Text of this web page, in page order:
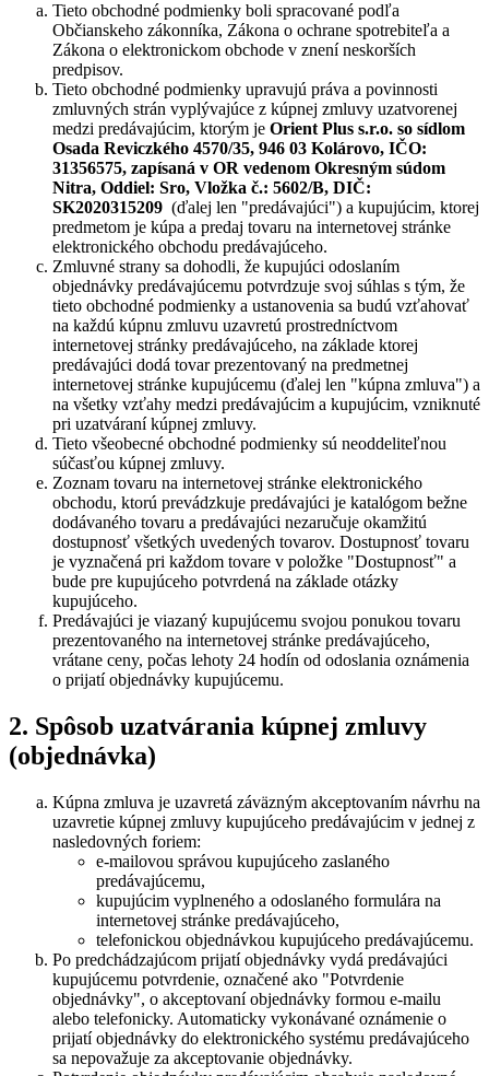
Tieto obchodné podmienky boli spracované podľa
Občianskeho zákonníka, Zákona o ochrane spotrebiteľa a
Zákona o elektronickom obchode v znení neskorších
predpisov.
Tieto obchodné podmienky upravujú práva a povinnosti
zmluvných strán vyplývajúce z kúpnej zmluvy uzatvorenej
medzi predávajúcim, ktorým je Orient Plus s.r.o. so sídlom
Osada Reviczkého 4570/35, 946 03 Kolárovo, IČO:
31356575, zapísaná v OR vedenom Okresným súdom
Nitra, Oddiel: Sro, Vložka č.: 5602/B, DIČ:
SK2020315209 (ďalej len "predávajúci") a kupujúcim, ktorej
predmetom je kúpa a predaj tovaru na internetovej stránke
elektronického obchodu predávajúceho.
Zmluvné strany sa dohodli, že kupujúci odoslaním
objednávky predávajúcemu potvrdzuje svoj súhlas s tým, že
tieto obchodné podmienky a ustanovenia sa budú vzťahovať
na každú kúpnu zmluvu uzavretú prostredníctvom
internetovej stránky predávajúceho, na základe ktorej
predávajúci dodá tovar prezentovaný na predmetnej
internetovej stránke kupujúcemu (ďalej len "kúpna zmluva") a
na všetky vzťahy medzi predávajúcim a kupujúcim, vzniknuté
pri uzatváraní kúpnej zmluvy.
Tieto všeobecné obchodné podmienky sú neoddeliteľnou
súčasťou kúpnej zmluvy.
Zoznam tovaru na internetovej stránke elektronického
obchodu, ktorú prevádzkuje predávajúci je katalógom bežne
dodávaného tovaru a predávajúci nezaručuje okamžitú
dostupnosť všetkých uvedených tovarov. Dostupnosť tovaru
je vyznačená pri každom tovare v položke "Dostupnosť" a
bude pre kupujúceho potvrdená na základe otázky
kupujúceho.
Predávajúci je viazaný kupujúcemu svojou ponukou tovaru
prezentovaného na internetovej stránke predávajúceho,
vrátane ceny, počas lehoty 24 hodín od odoslania oznámenia
o prijatí objednávky kupujúcemu.
2. Spôsob uzatvárania kúpnej zmluvy
(objednávka)
Kúpna zmluva je uzavretá záväzným akceptovaním návrhu na
uzavretie kúpnej zmluvy kupujúceho predávajúcim v jednej z
nasledovných foriem:
e-mailovou správou kupujúceho zaslaného
predávajúcemu,
kupujúcim vyplneného a odoslaného formulára na
internetovej stránke predávajúceho,
telefonickou objednávkou kupujúceho predávajúcemu.
Po predchádzajúcom prijatí objednávky vydá predávajúci
kupujúcemu potvrdenie, označené ako "Potvrdenie
objednávky", o akceptovaní objednávky formou e-mailu
alebo telefonicky. Automaticky vykonávané oznámenie o
prijatí objednávky do elektronického systému predávajúceho
sa nepovažuje za akceptovanie objednávky.